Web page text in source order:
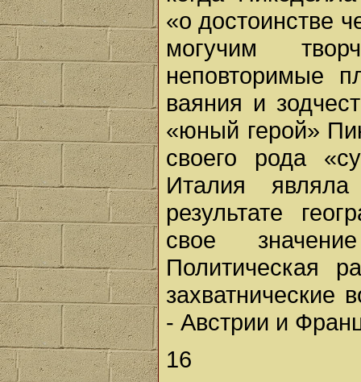
«о достоинстве
могучим
неповторимые
ваяния и
«юный герой»
своего рода
Италия
результате
свое
Политическая
захватнические
- Австрии и
16